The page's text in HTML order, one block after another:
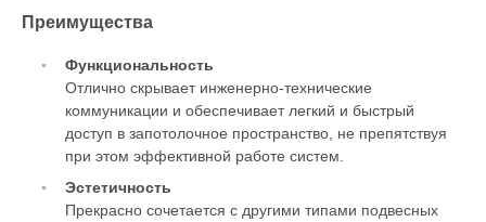
Преимущества
Функциональность
Отлично скрывает инженерно-технические
коммуникации и обеспечивает легкий и быстрый
доступ в запотолочное пространство, не препятствуя
при этом эффективной работе систем.
Эстетичность
Прекрасно сочетается с другими типами подвесных